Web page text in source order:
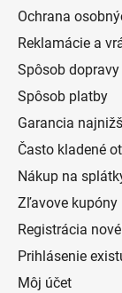
Ochrana
Reklamácie a
Spôsob dopravy
Spôsob platby
Garancia
Často kladené
Nákup na
Zľavove kupóny
Registrácia
Prihlásenie
Môj účet